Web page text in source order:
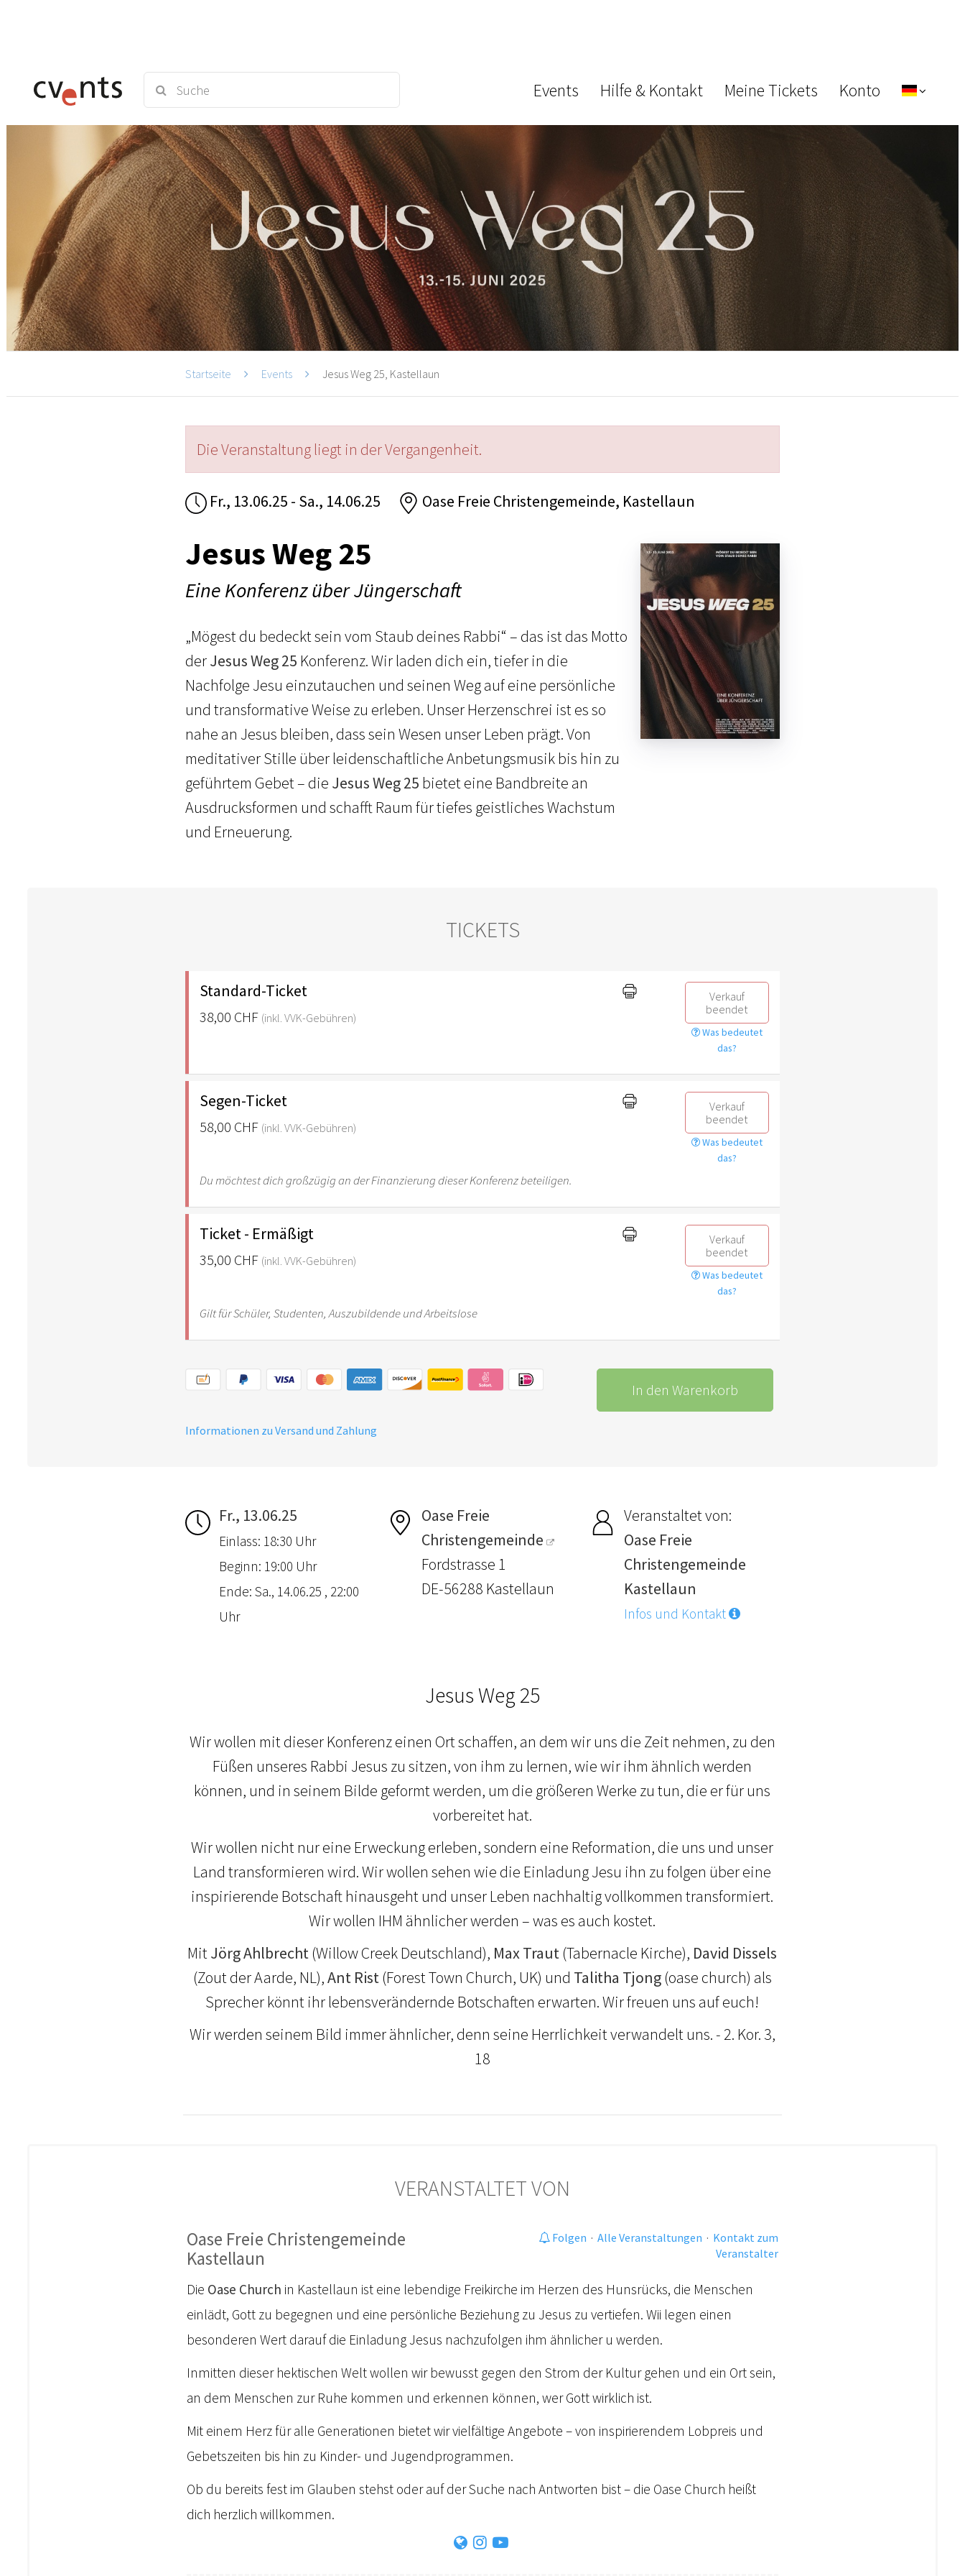
Events Hilfe & Kontakt Meine Tickets Konto
Startseite Events Jesus Weg 25, Kastellaun
Die Veranstaltung liegt in der Vergangenheit.
Fr., 13.06.25 - Sa., 14.06.25 Oase Freie Christengemeinde, Kastellaun
Jesus Weg 25
Eine Konferenz über Jüngerschaft
„Mögest du bedeckt sein vom Staub deines Rabbi“ – das ist das Motto
derJesus Weg 25 Konferenz. Wir laden dich ein, tiefer in die
Nachfolge Jesu einzutauchen und seinen Weg auf eine persönliche
und transformative Weise zu erleben. Unser Herzenschrei ist es so
nahe an Jesus bleiben, dass sein Wesen unser Leben prägt. Von
meditativer Stille über leidenschaftliche Anbetungsmusik bis hin zu
geführtem Gebet – die Jesus Weg 25 bietet eine Bandbreite an
Ausdrucksformen und schafft Raum für tiefes geistliches Wachstum
und Erneuerung.
TICKETS
Standard-Ticket
38,00 CHF (inkl. VVK-Gebühren)
Verkauf
beendet
Was bedeutet
das?
Segen-Ticket
58,00 CHF (inkl. VVK-Gebühren)
Verkauf
beendet
Was bedeutet
das?
Du möchtest dich großzügig an der Finanzierung dieser Konferenz beteiligen.
Ticket - Ermäßigt
35,00 CHF (inkl. VVK-Gebühren)
Verkauf
beendet
Was bedeutet
das?
Gilt für Schüler, Studenten, Auszubildende und Arbeitslose
In den Warenkorb
Informationen zu Versand und Zahlung
Fr., 13.06.25
Einlass: 18:30 Uhr
Beginn: 19:00 Uhr
Ende: Sa., 14.06.25 , 22:00
Uhr
Oase Freie
Christengemeinde
Fordstrasse 1
DE-56288 Kastellaun
Veranstaltet von:
Oase Freie
Christengemeinde
Kastellaun
Infos und Kontakt
Jesus Weg 25
Wir wollen mit dieser Konferenz einen Ort schaffen, an dem wir uns die Zeit nehmen, zu den
Füßen unseres Rabbi Jesus zu sitzen, von ihm zu lernen, wie wir ihm ähnlich werden
können, und in seinem Bilde geformt werden, um die größeren Werke zu tun, die er für uns
vorbereitet hat.
Wir wollen nicht nur eine Erweckung erleben, sondern eine Reformation, die uns und unser
Land transformieren wird. Wir wollen sehen wie die Einladung Jesu ihn zu folgen über eine
inspirierende Botschaft hinausgeht und unser Leben nachhaltig vollkommen transformiert.
Wir wollen IHM ähnlicher werden – was es auch kostet.
MitJörg Ahlbrecht (Willow Creek Deutschland), Max Traut (Tabernacle Kirche), David Dissels
(Zout der Aarde, NL),Ant Rist(Forest Town Church, UK) und Talitha Tjong(oase church) als
Sprecher könnt ihr lebensverändernde Botschaften erwarten. Wir freuen uns auf euch!
Wir werden seinem Bild immer ähnlicher, denn seine Herrlichkeit verwandelt uns. - 2. Kor. 3,
18
VERANSTALTET VON
Oase Freie Christengemeinde
Kastellaun
Folgen · Alle Veranstaltungen · Kontakt zum
Veranstalter
Die Oase Church in Kastellaun ist eine lebendige Freikirche im Herzen des Hunsrücks, die Menschen
einlädt, Gott zu begegnen und eine persönliche Beziehung zu Jesus zu vertiefen. Wii legen einen
besonderen Wert darauf die Einladung Jesus nachzufolgen ihm ähnlicher u werden.
Inmitten dieser hektischen Welt wollen wir bewusst gegen den Strom der Kultur gehen und ein Ort sein,
an dem Menschen zur Ruhe kommen und erkennen können, wer Gott wirklich ist.
Mit einem Herz für alle Generationen bietet wir vielfältige Angebote – von inspirierendem Lobpreis und
Gebetszeiten bis hin zu Kinder- und Jugendprogrammen.
Ob du bereits fest im Glauben stehst oder auf der Suche nach Antworten bist – die Oase Church heißt
dich herzlich willkommen.